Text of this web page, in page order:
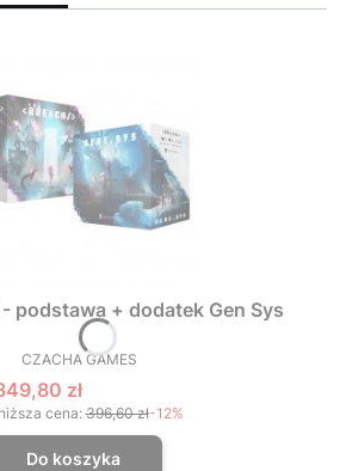
- podstawa + dodatek Gen Sys
PRODUCENT
CZACHA GAMES
promocyjna
zł
cena:396,60 zł-12%
Do koszyka